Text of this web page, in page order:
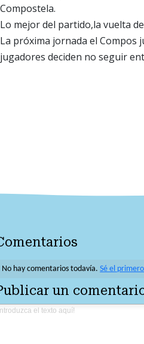
Compostela.
Lo mejor del partido,la vuelta
La próxima jornada el Compos
jugadores deciden no seguir
No hay comentarios todavía.Sé el
un